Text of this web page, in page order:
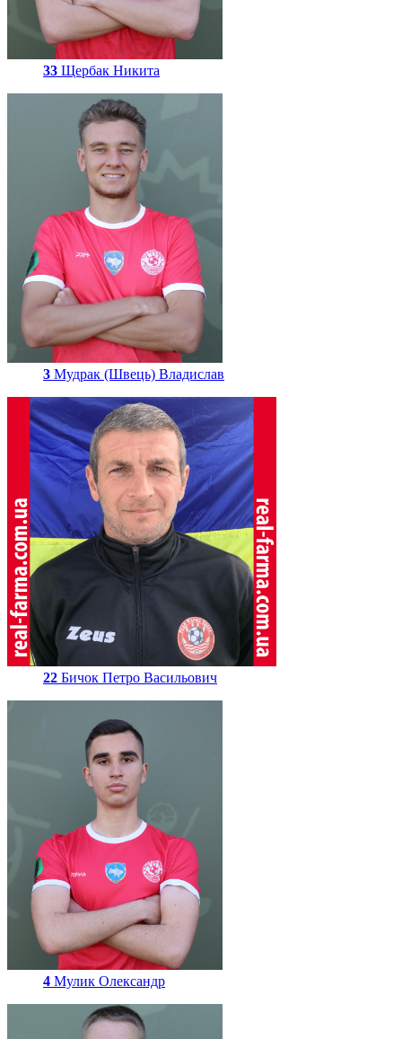
33 Щербак Никита
3 Мудрак (Швець) Владислав
22 Бичок Петро Васильович
4 Мулик Олександр